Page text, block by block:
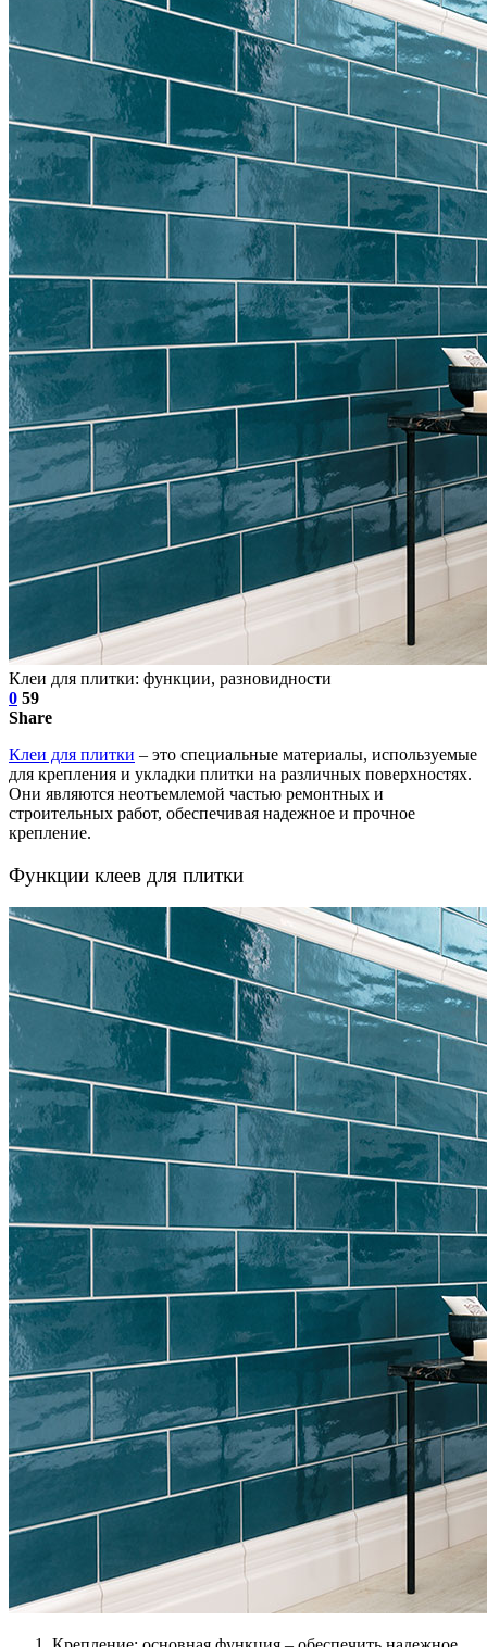
Клеи для плитки: функции, разновидности
0 59
Share
Клеи для плитки – это специальные материалы, используемые
для крепления и укладки плитки на различных поверхностях.
Они являются неотъемлемой частью ремонтных и
строительных работ, обеспечивая надежное и прочное
крепление.
Функции клеев для плитки